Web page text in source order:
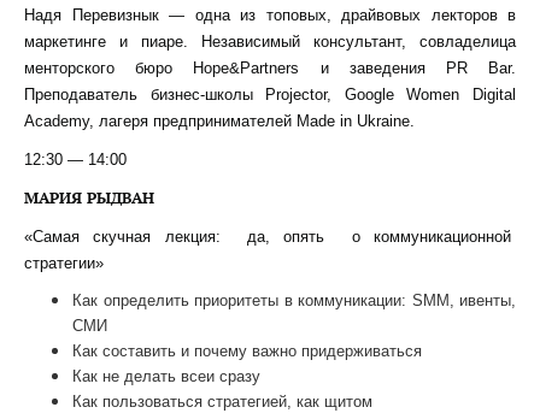
Надя Перевизнык — одна из топовых, драйвовых лекторов в
маркетинге и пиаре. Независимый консультант, совладелица
менторского бюро Hope&Partners и заведения PR Bar.
Преподаватель бизнес-школы Projector, Google Women Digital
Academy, лагеря предпринимателей Made in Ukraine.
12:30 — 14:00
МАРИЯ РЫДВАН
«Самая скучная лекция: да, опять о коммуникационной
стратегии»
Как определить приоритеты в коммуникации: SMM, ивенты,
СМИ
Как составить и почему важно придерживаться
Как не делать всеи сразу
Как пользоваться стратегией, как щитом